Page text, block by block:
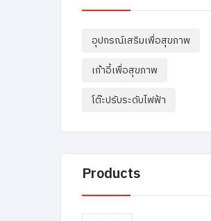
อุปกรณ์เสริมเพื่อสุขภาพ
เก้าอี้เพื่อสุขภาพ
โต๊ะปรับระดับไฟฟ้า
Products